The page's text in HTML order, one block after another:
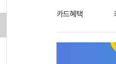
카드혜택